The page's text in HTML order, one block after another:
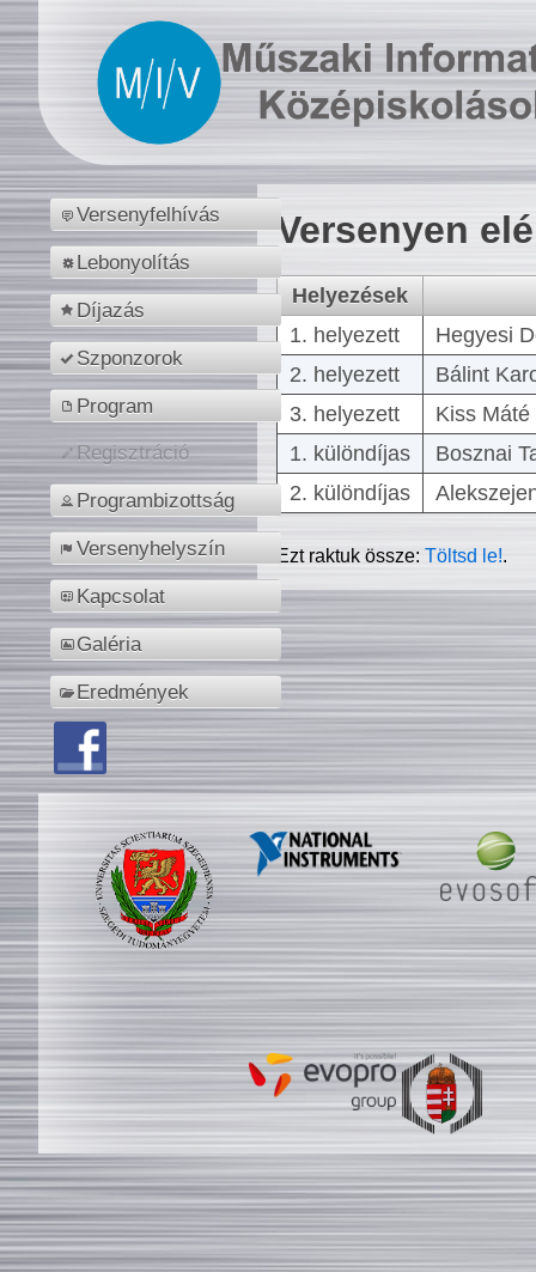
Versenyfelhívás
Lebonyolítás
Díjazás
Szponzorok
Program
Regisztráció
Programbizottság
Versenyhelyszín
Kapcsolat
Galéria
Eredmények
Versenyen
Helyezések
1. helyezett
Hegyesi
2. helyezett
Bálint
3. helyezett
Kiss
1. különdíjas
Bosznai
2. különdíjas
Ezt raktuk össze:Töltsd le!.